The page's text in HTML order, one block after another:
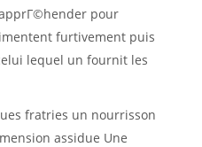
pour
furtivement puis
lequel un fournit les
fratries un nourrisson
assidue Une